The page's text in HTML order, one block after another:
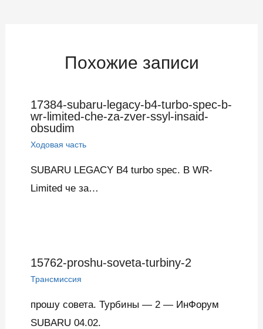
Похожие записи
17384-subaru-legacy-b4-turbo-spec-b-
wr-limited-che-za-zver-ssyl-insaid-
obsudim
Ходовая часть
SUBARU LEGACY B4 turbo spec. B WR-
Limited че за…
15762-proshu-soveta-turbiny-2
Трансмиссия
прошу совета. Турбины — 2 — ИнФорум
SUBARU 04.02.